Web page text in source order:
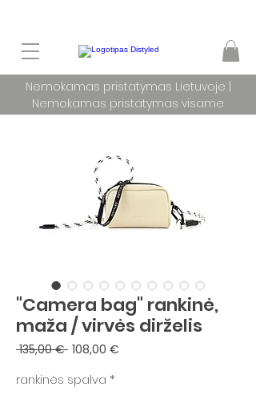
Nemokamas pristatymas Lietuvoje |
Nemokamas pristatymas visame
"Camera bag" rankinė,
maža / virvės dirželis
135,00 € Įprastinė
108,00 €
rankinės spalva *